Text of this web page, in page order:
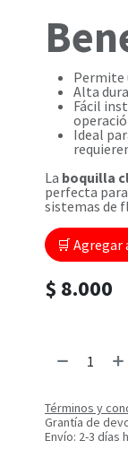
Permite
Alta
Fácil
Ideal
La boquilla
perfecta
sistemas de
🛒
$ 8.000
Términos y
Grantía de
Envío: 2-3 días